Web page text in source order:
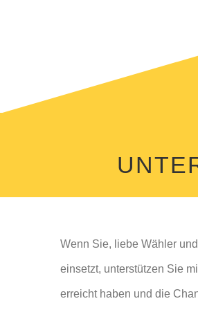
Wenn Sie, liebe Wähler
einsetzt, unterstützen Sie
erreicht haben und die